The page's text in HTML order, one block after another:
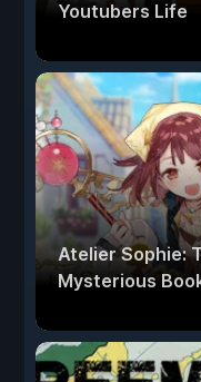
Youtubers Life
Atelier Sophie:
Mysterious